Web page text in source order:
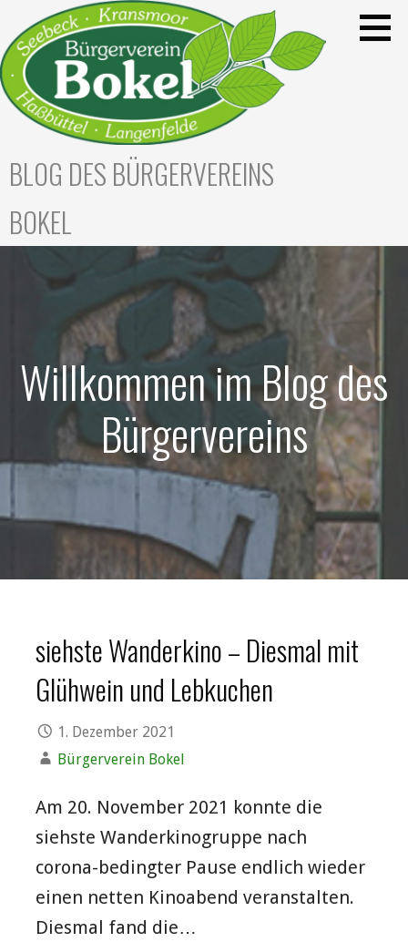
Inhalt
springen
BLOG DES BÜRGERVEREINS
BOKEL
Willkommen im Blog des
Bürgervereins
siehste Wanderkino – Diesmal mit
Glühwein und Lebkuchen
1. Dezember 2021
Bürgerverein Bokel
Am 20. November 2021 konnte die
siehste Wanderkinogruppe nach
corona-bedingter Pause endlich wieder
einen netten Kinoabend veranstalten.
Diesmal fand die…